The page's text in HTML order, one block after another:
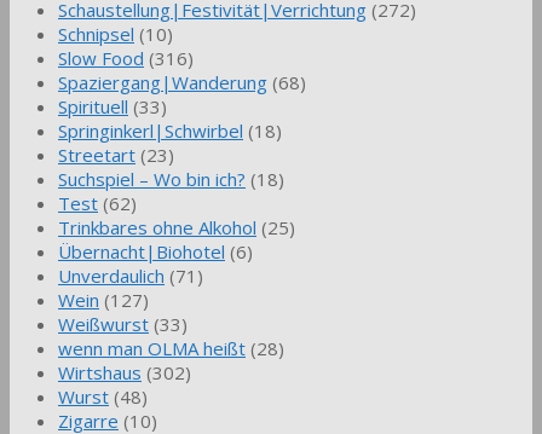
Schaustellung|Festivität|Verrichtung (272)
Schnipsel (10)
Slow Food (316)
Spaziergang|Wanderung (68)
Spirituell (33)
Springinkerl|Schwirbel (18)
Streetart (23)
Suchspiel – Wo bin ich? (18)
Test (62)
Trinkbares ohne Alkohol (25)
Übernacht|Biohotel (6)
Unverdaulich (71)
Wein (127)
Weißwurst (33)
wenn man OLMA heißt (28)
Wirtshaus (302)
Wurst (48)
Zigarre (10)